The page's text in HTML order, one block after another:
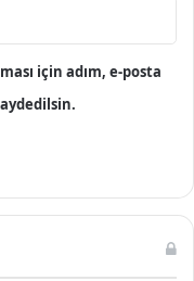
için adım, e-posta